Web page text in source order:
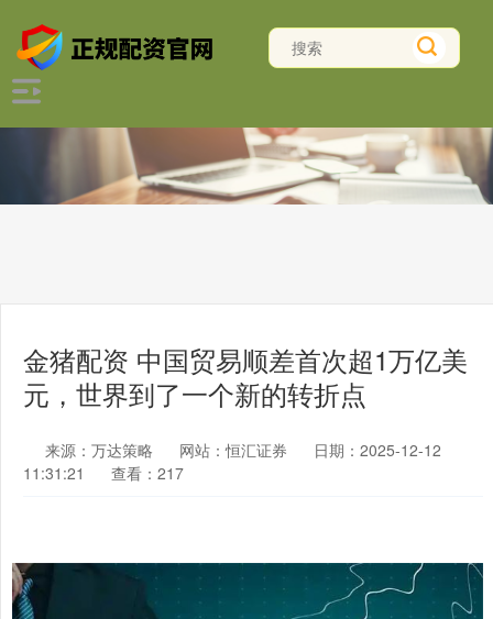
金猪配资 中国贸易顺差首次超1万亿美
元，世界到了一个新的转折点
来源：万达策略 网站：恒汇证券
日期：2025-12-12
11:31:21
查看：217